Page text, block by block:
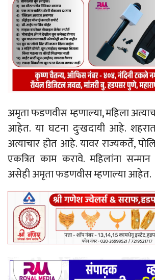
अमृता फडणवीस म्हणाल्या, महिला
आहेत. या घटना दुःखदायी आहे. शहरात,
अत्याचार होत आहे. यावर राज्यकर्ते,
एकत्रित काम करावे. महिलांना
असेही अमृता फडणवीस म्हणाल्या आहेत.